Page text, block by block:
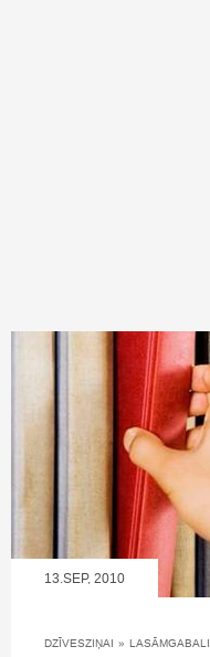
13.SEP, 2010
DZĪVESZIŅAI » LASĀMGABALI